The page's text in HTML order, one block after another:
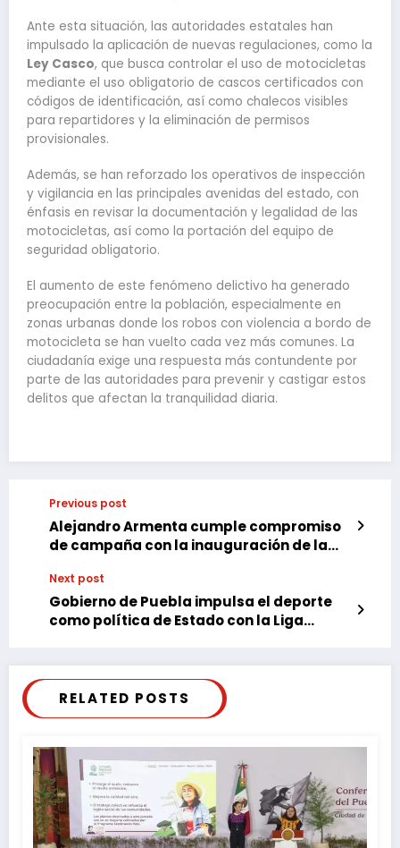
Ante esta situación, las autoridades estatales han
impulsado la aplicación de nuevas regulaciones, como la
Ley Casco, que busca controlar el uso de motocicletas
mediante el uso obligatorio de cascos certificados con
códigos de identificación, así como chalecos visibles
para repartidores y la eliminación de permisos
provisionales.
Además, se han reforzado los operativos de inspección
y vigilancia en las principales avenidas del estado, con
énfasis en revisar la documentación y legalidad de las
motocicletas, así como la portación del equipo de
seguridad obligatorio.
El aumento de este fenómeno delictivo ha generado
preocupación entre la población, especialmente en
zonas urbanas donde los robos con violencia a bordo de
motocicleta se han vuelto cada vez más comunes. La
ciudadanía exige una respuesta más contundente por
parte de las autoridades para prevenir y castigar estos
delitos que afectan la tranquilidad diaria.
Previous post
Alejandro Armenta cumple compromiso
de campaña con la inauguración de la
Next post
Gobierno de Puebla impulsa el deporte
como política de Estado con la Liga
RELATED POSTS